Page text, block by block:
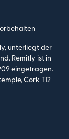
unterliegt der
Remitly ist in
eingetragen.
Cork T12